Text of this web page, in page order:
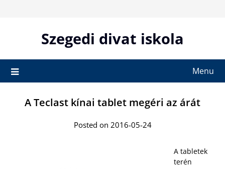
Szegedi divat iskola
Menu
A Teclast kínai tablet megéri az árát
Posted on 2016-05-24
A tabletek
terén